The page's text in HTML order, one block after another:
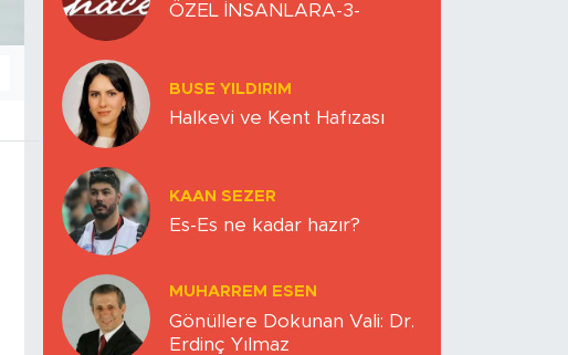
ÖZEL İNSANLARA-3-
BUSE YILDIRIM
Halkevi ve Kent Hafızası
KAAN SEZER
Es-Es ne kadar hazır?
MUHARREM ESEN
Gönüllere Dokunan Vali: Dr.
Erdinç Yılmaz